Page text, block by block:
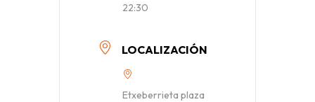
22:30
LOCALIZACIÓN
Etxeberrieta plaza